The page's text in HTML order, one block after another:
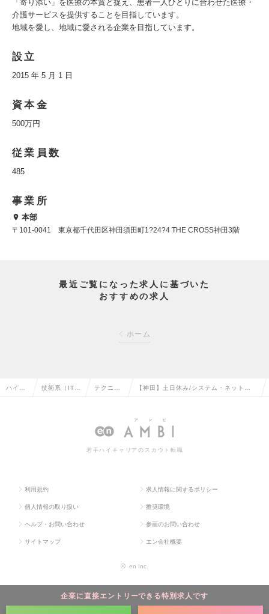
「寄り添い」を医療の本質と捉え、患者一人ひとりに合わせた医療・
介護サービスを提供することを目指しています。
地域を愛し、地域に愛される企業を目指しています。
設立
2015 年 5 月 1 日
資本金
500万円
従業員数
485
事業所
本部
〒101-0041 東京都千代田区神田須田町1?24?4 THE CROSS神田3階
最近ご覧になった求人に基づいた
おすすめの求人
ホーム
企業に直接エントリーできる特別求人です
ハイク 技術系（IT・ テクニカ
トの転職
【神田】土日休み/システム・ネットワ
中)＠医療ベンチャーの求人情報
若手ハイキャリアのスカウト転職
利用規約 求人情報に関するポリシー
個人情報の取り扱い 推奨環境
ヘルプ・お問い合わせ 参画のお問い合わせ
サイトマップ エン会社概要
© en Inc.